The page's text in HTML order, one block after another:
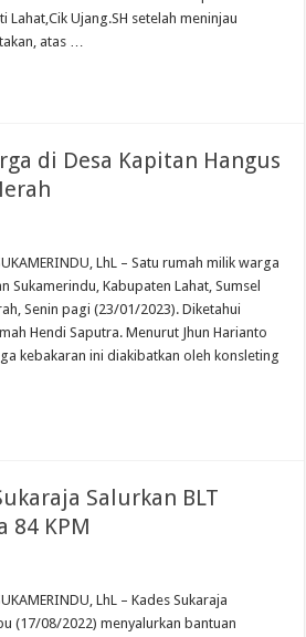
Lahat,Cik Ujang.SH setelah meninjau
atas …
di Desa Kapitan Hangus
LhL – Satu rumah milik warga
Sukamerindu, Kabupaten Lahat, Sumsel
Senin pagi (23/01/2023). Diketahui
Hendi Saputra. Menurut Jhun Harianto
kebakaran ini diakibatkan oleh konsleting
Salurkan BLT
84 KPM
LhL – Kades Sukaraja
(17/08/2022) menyalurkan bantuan